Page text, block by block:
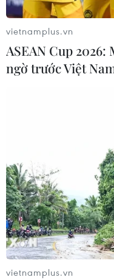
Phó Tổng Biên tập:
THỦY
Sở hữu trí tuệ
RSS
Ngôn ngữ
Dịch vụ tin
vietnamplus.vn
ASEAN Cup
ngờ trước Việt
vietnamplus.vn